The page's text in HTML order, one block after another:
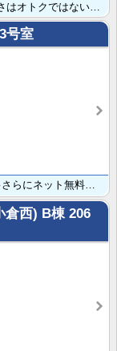
号室
●フリーレント相談可能です● 【☆都市ガス仕様♪さらにネット無料とコスパに優れた物件がここに！☆】 ･･･
倉西) B棟206